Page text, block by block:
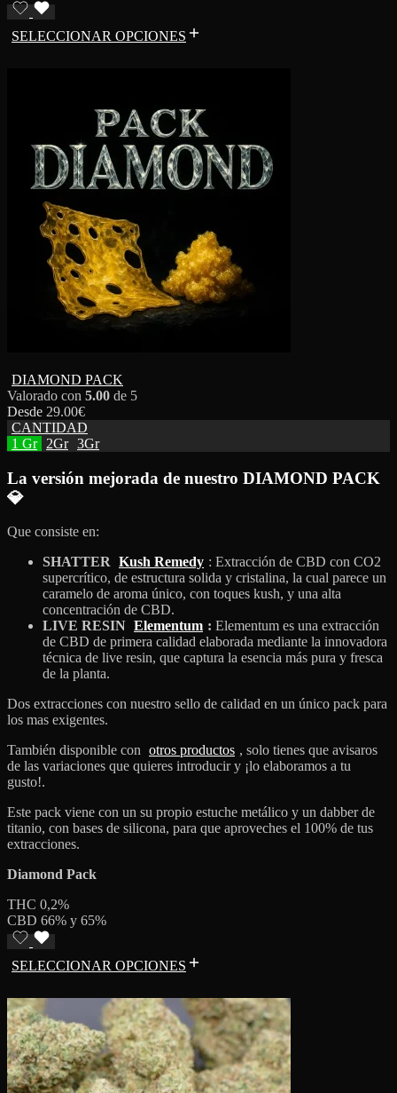
SELECCIONAR OPCIONES
DIAMOND PACK
Valorado con 5.00 de 5
Desde 29.00€
CANTIDAD
1 Gr
2Gr 3Gr
La versión mejorada de nuestro DIAMOND PACK
💎
Que consiste en:
SHATTER Kush Remedy : Extracción de CBD con CO2
supercrítico, de estructura solida y cristalina, la cual parece un
caramelo de aroma único, con toques kush, y una alta
concentración de CBD.
LIVE RESIN Elementum : Elementum es una extracción
de CBD de primera calidad elaborada mediante la innovadora
técnica de live resin, que captura la esencia más pura y fresca
de la planta.
Dos extracciones con nuestro sello de calidad en un único pack para
los mas exigentes.
También disponible con otros productos , solo tienes que avisaros
de las variaciones que quieres introducir y ¡lo elaboramos a tu
gusto!.
Este pack viene con un su propio estuche metálico y un dabber de
titanio, con bases de silicona, para que aproveches el 100% de tus
extracciones.
Diamond Pack
THC 0,2%
CBD 66% y 65%
SELECCIONAR OPCIONES